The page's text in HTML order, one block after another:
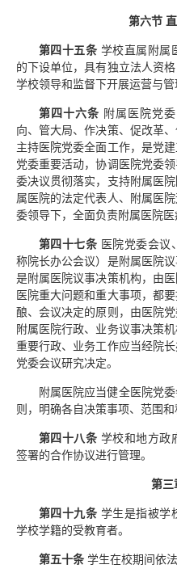
第六节
第四十五条 学校直属附属
的下设单位，具有独立法人资
学校领导和监督下开展运营与管
第四十六条 附属医院党
向、管大局、作决策、促改革
主持医院党委全面工作，是党
党委重要活动，协调医院党委
委决议贯彻落实，支持附属医
属医院的法定代表人、附属医
委领导下，全面负责附属医院
第四十七条 医院党委会议
称院长办公会议）是附属医院
是附属医院议事决策机构，由
医院重大问题和重大事项，都
酿、会议决定的原则，由医院
附属医院行政、业务议事决策
重要行政、业务工作应当经院
党委会议研究决定。
附属医院应当健全医院党
则，明确各自决策事项、范围和
第四十八条 学校和地方政
签署的合作协议进行管理。
第三
第四十九条 学生是指被学
学校学籍的受教育者。
第五十条 学生在校期间依